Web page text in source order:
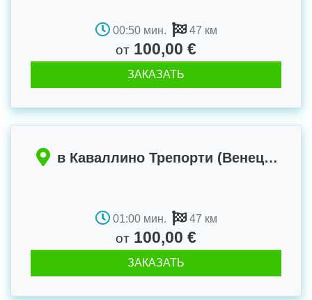
00:50 мин. 47 км
от 100,00 €
ЗАКАЗАТЬ
в Каваллино Трепорти (Венеция)
01:00 мин. 47 км
от 100,00 €
ЗАКАЗАТЬ